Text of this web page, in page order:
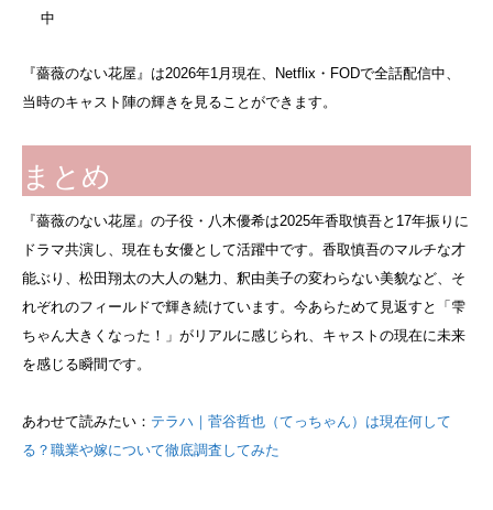
中
『薔薇のない花屋』は2026年1月現在、Netflix・FODで全話配信中、
当時のキャスト陣の輝きを見ることができます。
まとめ
『薔薇のない花屋』の子役・八木優希は2025年香取慎吾と17年振りに
ドラマ共演し、現在も女優として活躍中です。香取慎吾のマルチな才
能ぶり、松田翔太の大人の魅力、釈由美子の変わらない美貌など、そ
れぞれのフィールドで輝き続けています。今あらためて見返すと「雫
ちゃん大きくなった！」がリアルに感じられ、キャストの現在に未来
を感じる瞬間です。
あわせて読みたい： テラハ｜菅谷哲也（てっちゃん）は現在何して
る？職業や嫁について徹底調査してみた